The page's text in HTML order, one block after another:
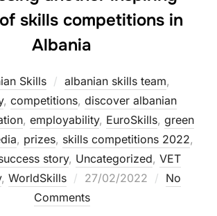
skills competitions in
Albania
Skills albanian skills team,
, competitions, discover albanian
, employability, EuroSkills, green
, prizes, skills competitions 2022,
story, Uncategorized, VET
, WorldSkills 27/02/2022
No
Comments